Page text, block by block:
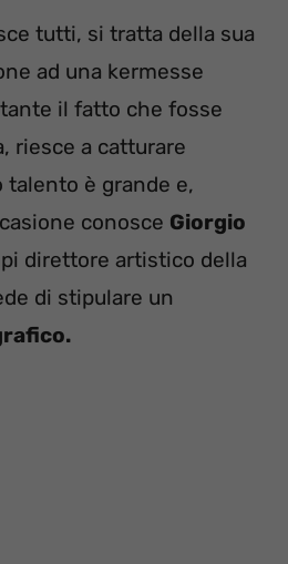
tutti, si tratta della sua
ad una kermesse
il fatto che fosse
riesce a catturare
talento è grande e,
conosce Giorgio
direttore artistico della
di stipulare un